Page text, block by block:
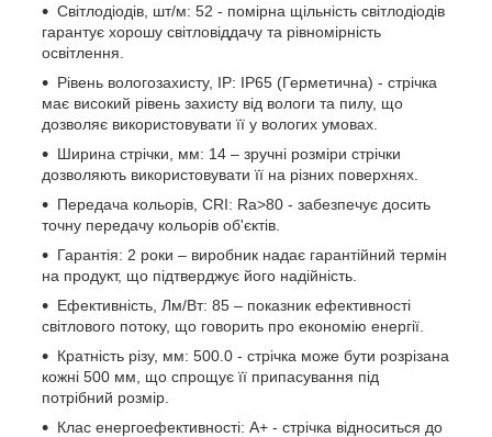
Світлодіодів, шт/м: 52 - помірна щільність світлодіодів
гарантує хорошу світловіддачу та рівномірність
освітлення.
Рівень вологозахисту, IP: IP65 (Герметична) - стрічка
має високий рівень захисту від вологи та пилу, що
дозволяє використовувати її у вологих умовах.
Ширина стрічки, мм: 14 – зручні розміри стрічки
дозволяють використовувати її на різних поверхнях.
Передача кольорів, CRI: Ra>80 - забезпечує досить
точну передачу кольорів об'єктів.
Гарантія: 2 роки – виробник надає гарантійний термін
на продукт, що підтверджує його надійність.
Ефективність, Лм/Вт: 85 – показник ефективності
світлового потоку, що говорить про економію енергії.
Кратність різу, мм: 500.0 - стрічка може бути розрізана
кожні 500 мм, що спрощує її припасування під
потрібний розмір.
Клас енергоефективності: A+ - стрічка відноситься до